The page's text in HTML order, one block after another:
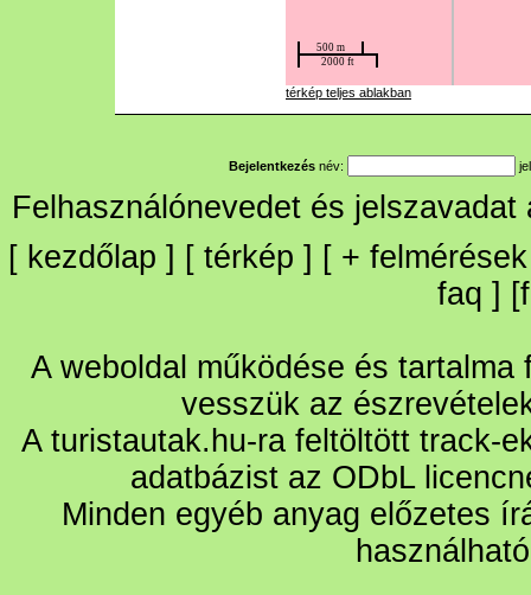
térkép teljes ablakban
Bejelentkezés név:
Felhasználónevedet és
[ kezdőlap ] [ térkép ] [ + felmérések
faq ] [
A weboldal működése és
vesszük az
A turistautak.hu-ra feltöltött track-
adatbázist az ODbL
Minden egyéb anyag előzetes